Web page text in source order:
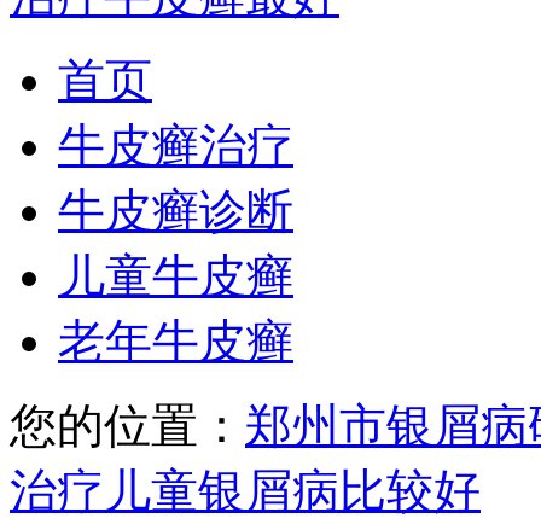
首页
牛皮癣治疗
牛皮癣诊断
儿童牛皮癣
老年牛皮癣
您的位置： 郑州市银屑病
治疗儿童银屑病比较好